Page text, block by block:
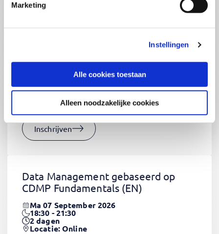
Marketing
Instellingen
Alle cookies toestaan
Alleen noodzakelijke cookies
Inschrijven
Do 03 September 2026
2dagen
€1320,-
Inschrijven
Data Management gebaseerd op
CDMP Fundamentals (EN)
Ma 07 September 2026
18:30 - 21:30
2dagen
Locatie: Online